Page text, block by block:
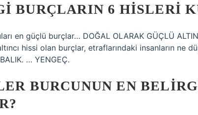
BURÇLARIN 6 HISLERI
en güçlü burçlar… DOĞAL OLARAK GÜÇLÜ
hissi olan burçlar, etraflarındaki insanların ne
… YENGEÇ.
BURCUNUN EN